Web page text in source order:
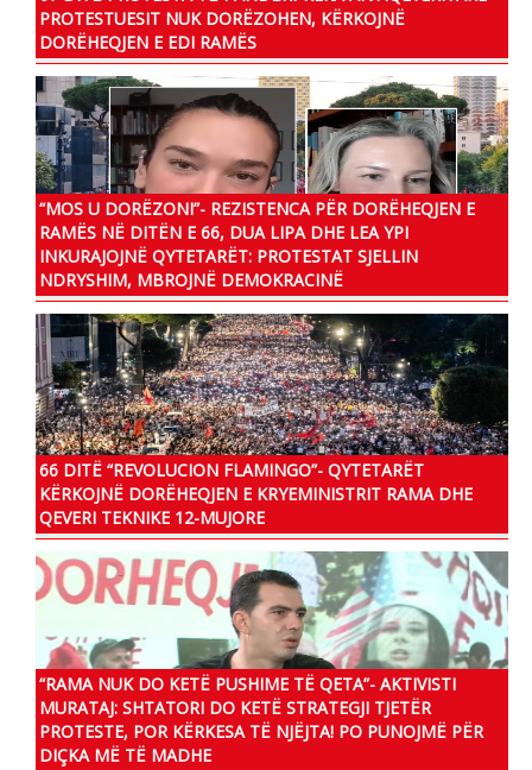
PROTESTUESIT NUK DORËZOHEN, KËRKOJNË
DORËHEQJEN E EDI RAMËS
“MOS U DORËZONI”- REZISTENCA PËR DORËHEQJEN E
RAMËS NË DITËN E 66, DUA LIPA DHE LEA YPI
INKURAJOJNË QYTETARËT: PROTESTAT SJELLIN
NDRYSHIM, MBROJNË DEMOKRACINË
66 DITË “REVOLUCION FLAMINGO”- QYTETARËT
KËRKOJNË DORËHEQJEN E KRYEMINISTRIT RAMA DHE
QEVERI TEKNIKE 12-MUJORE
“RAMA NUK DO KETË PUSHIME TË QETA”- AKTIVISTI
MURATAJ: SHTATORI DO KETË STRATEGJI TJETËR
PROTESTE, POR KËRKESA TË NJËJTA! PO PUNOJMË PËR
DIÇKA MË TË MADHE